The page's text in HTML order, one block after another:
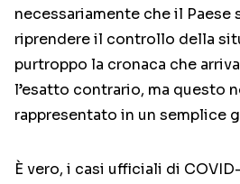
necessariamente che il Paese
riprendere il controllo della
purtroppo la cronaca che
l’esatto contrario, ma questo
rappresentato in un semplice
È vero, i casi ufficiali di